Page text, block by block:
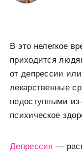
В это нелегкое
приходится
от депрессии
лекарственные
недоступными
психическое
Депрессия —